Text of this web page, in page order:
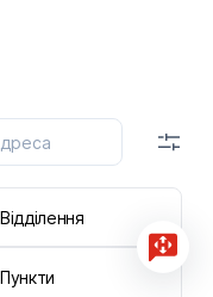
Відділення
Пункти